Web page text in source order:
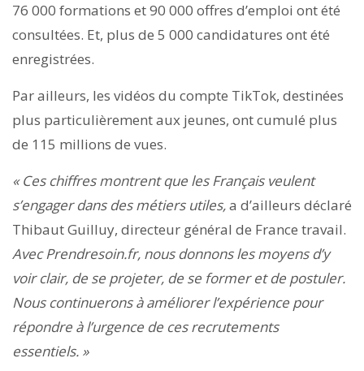
76 000 formations et 90 000 offres d’emploi ont été
consultées. Et, plus de 5 000 candidatures ont été
enregistrées.
Par ailleurs, les vidéos du compte TikTok, destinées
plus particulièrement aux jeunes, ont cumulé plus
de 115 millions de vues.
« Ces chiffres montrent que les Français veulent
s’engager dans des métiers utiles,a d’ailleurs déclaré
Thibaut Guilluy, directeur général de France travail.
Avec Prendresoin.fr, nous donnons les moyens d’y
voir clair, de se projeter, de se former et de postuler.
Nous continuerons à améliorer l’expérience pour
répondre à l’urgence de ces recrutements
essentiels. »